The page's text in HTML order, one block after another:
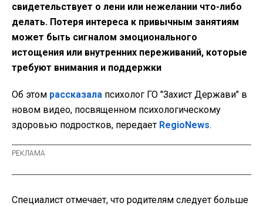
свидетельствует о лени или нежелании что-либо
делать. Потеря интереса к привычным занятиям
может быть сигналом эмоционального
истощения или внутренних переживаний, которые
требуют внимания и поддержки
Об этом рассказала психолог ГО "Захист Держави" в
новом видео, посвященном психологическому
здоровью подростков, передает RegioNews.
Специалист отмечает, что родителям следует больше